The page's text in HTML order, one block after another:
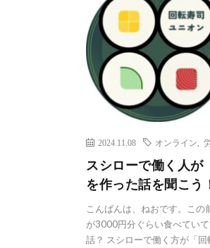
2024.11.08 オンライン
スシローで働く人が
を作った話を聞こう
こんばんは、ねおです。この
が3000円分ぐらい食べてい
話？ スシローで働く方が「